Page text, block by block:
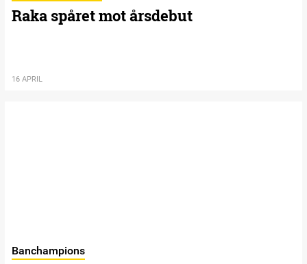
Raka spåret mot årsdebut
16 APRIL
Banchampions